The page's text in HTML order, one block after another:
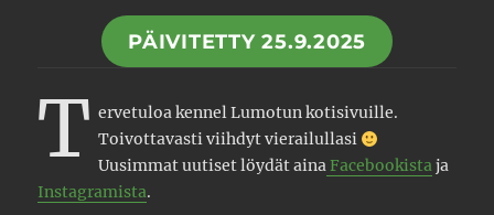
PÄIVITETTY 25.9.2025
T ervetuloa kennel Lumotun kotisivuille.
Toivottavasti viihdyt vierailullasi
Uusimmat uutiset löydät ainaFacebookistaja
Instagramista.